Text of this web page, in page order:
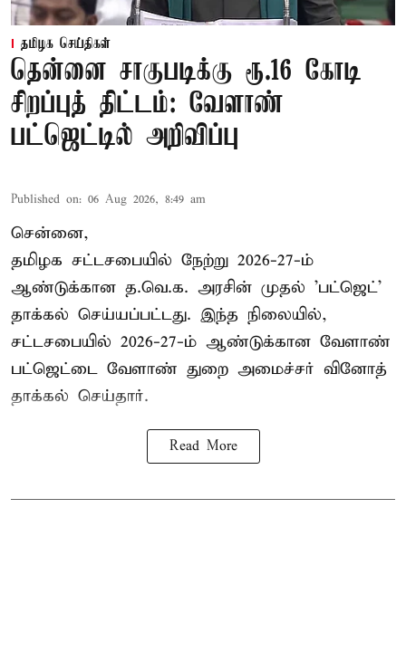
தமிழக செய்திகள்
தென்னை சாகுபடிக்கு ரூ.16 கோடி
சிறப்புத் திட்டம்: வேளாண்
பட்ஜெட்டில் அறிவிப்பு
Published on: 06 Aug 2026, 8:49 am
சென்னை,
தமிழக சட்டசபையில் நேற்று 2026-27-ம்
ஆண்டுக்கான த.வெ.க. அரசின் முதல் 'பட்ஜெட்'
தாக்கல் செய்யப்பட்டது. இந்த நிலையில்,
சட்டசபையில் 2026-27-ம் ஆண்டுக்கான வேளாண்
பட்ஜெட்டை வேளாண் துறை அமைச்சர் வினோத்
தாக்கல் செய்தார்.
Read More